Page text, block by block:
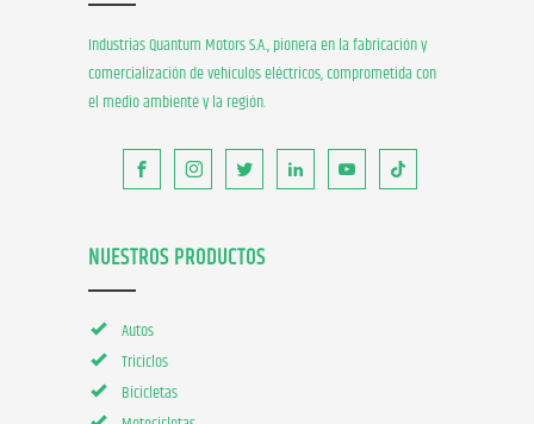
Industrias Quantum Motors S.A., pionera en la fabricación y
comercialización de vehículos eléctricos, comprometida con
el medio ambiente y la región.
NUESTROS PRODUCTOS
Autos
Triciclos
Bicicletas